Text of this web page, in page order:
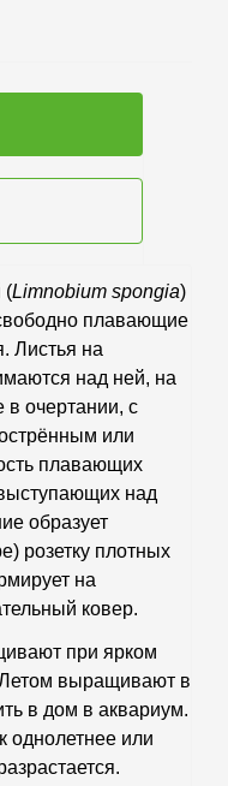
(Limnobium spongia)
плавающие
Листья на
над ней, на
в очертании, с
или
плавающих
над
образует
розетку плотных
на
ковер.
при ярком
выращивают в
в дом в аквариум.
однолетнее или